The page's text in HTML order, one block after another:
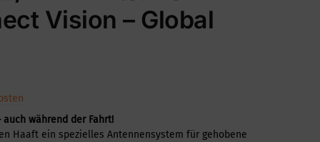
Vision – Global
während der Fahrt!
Haaft ein spezielles Antennensystem für gehobene